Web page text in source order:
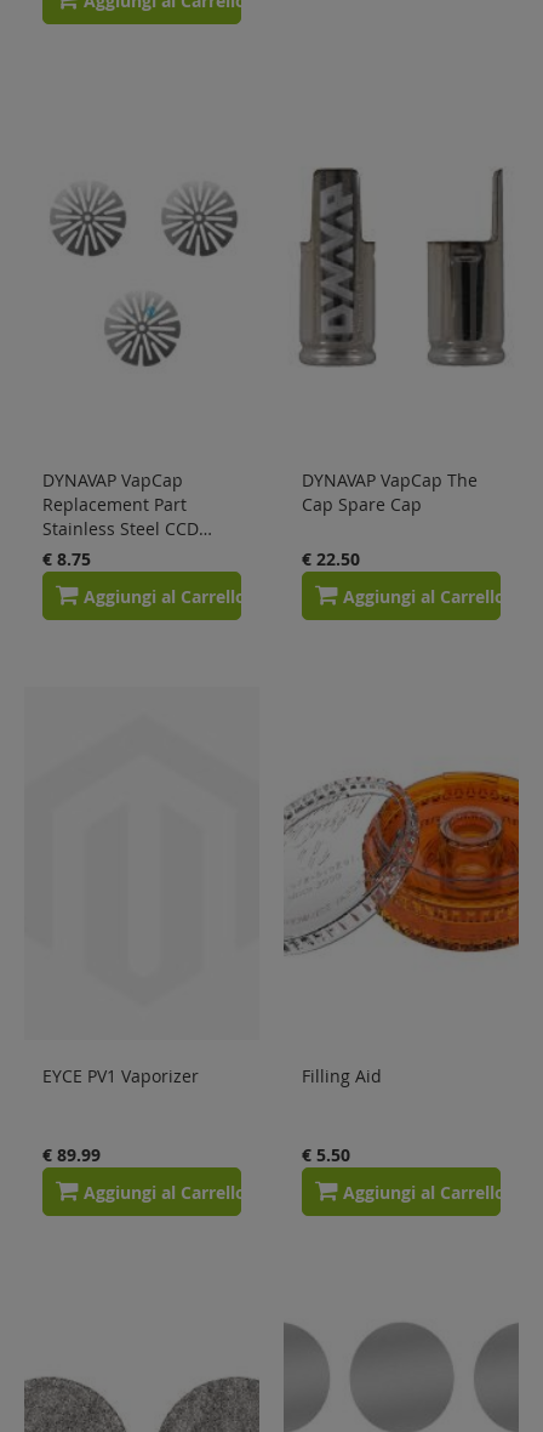
DYNAVAP VapCap
Replacement Part
Stainless Steel CCD
(3PACK)
€ 8.75
Aggiungi al Carrello
DYNAVAP VapCap The
Cap Spare Cap
€ 22.50
Aggiungi al Carrello
EYCE PV1 Vaporizer
€ 89.99
Aggiungi al Carrello
Filling Aid
€ 5.50
Aggiungi al Carrello